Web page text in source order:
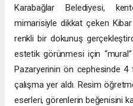
Karabağlar Belediyesi,
mimarisiyle dikkat çeken
renkli bir dokunuş
estetik görünmesi için
Pazaryerinin ön cephesinde 4
çalışma yer aldı. Resim
eserleri, görenlerin beğenisini